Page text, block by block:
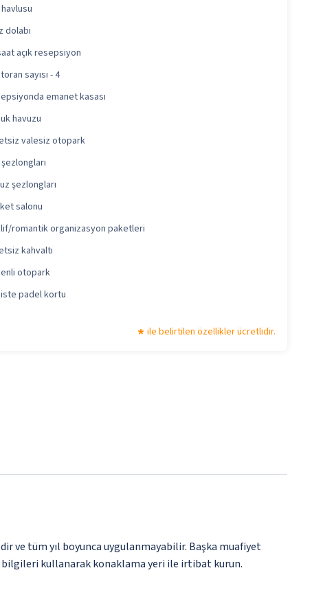
dolabı
açık resepsiyon
sayısı - 4
emanet kasası
havuzu
valesiz otopark
şezlongları
salonu
romantik organizasyon paketleri
kahvaltı
otopark
padel kortu
ile belirtilen özellikler ücretlidir.
ve tüm yıl boyunca uygulanmayabilir. Başka muafiyet
bilgileri kullanarak konaklama yeri ile irtibat kurun.